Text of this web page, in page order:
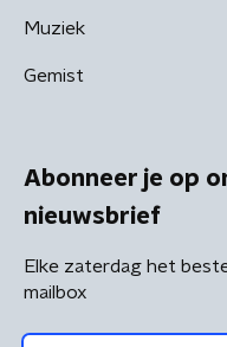
Muziek
Gemist
Abonneer je op
nieuwsbrief
Elke zaterdag het
mailbox